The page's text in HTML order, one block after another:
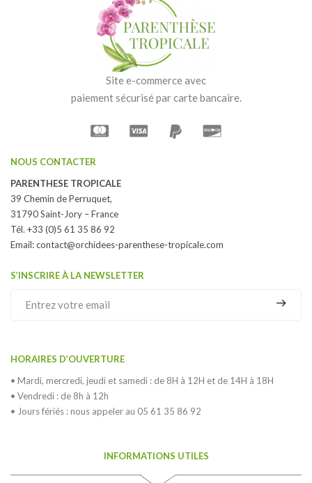
Site e-commerce avec
paiement sécurisé par carte bancaire.
NOUS CONTACTER
PARENTHESE TROPICALE
39 Chemin de Perruquet,
31790 Saint-Jory – France
Tél. +33 (0)5 61 35 86 92
Email:contact@orchidees-parenthese-tropicale.com
S’INSCRIRE À LA NEWSLETTER
HORAIRES D’OUVERTURE
• Mardi, mercredi, jeudi et samedi : de 8H à 12H et de 14H à 18H
• Vendredi : de 8h à 12h
• Jours fériés : nous appeler au 05 61 35 86 92
INFORMATIONS UTILES